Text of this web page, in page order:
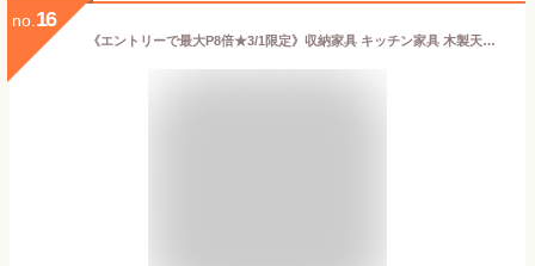
no. 16
《エントリーで最大P8倍★3/1限定》収納家具 キッチン家具 木製天板付きキッチンワゴン T-KW-L002収納家具 キッチン家具 キッチンワゴン キャスター 付き 天板 キッチン 収納 ワゴン 洗面所 ベージュ グレー カーキ ホワイト ダークブラウン ブラック[2503SE]